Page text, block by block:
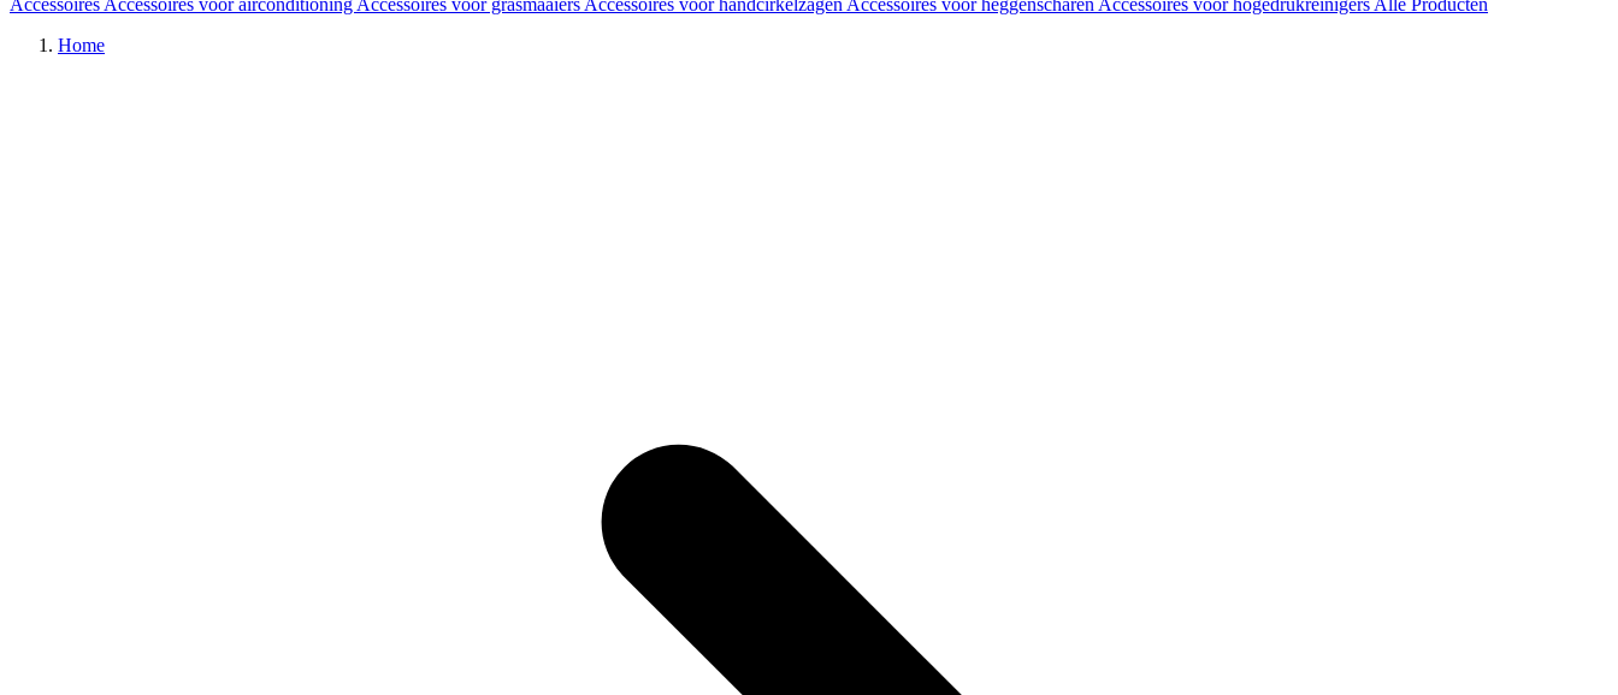
Accessoires Accessoires voor airconditioning Accessoires voor grasmaaiers Accessoires voor handcirkelzagen Accessoires voor heggenscharen Accessoires voor hogedrukreinigers Alle Producten
Home